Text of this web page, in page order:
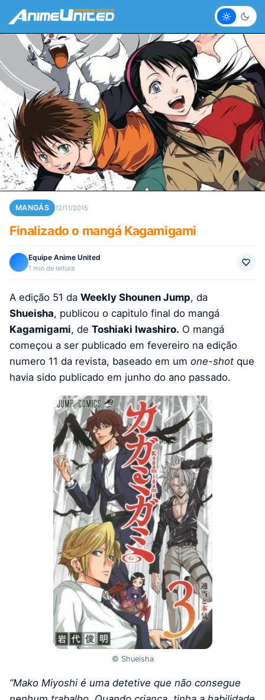
Claro
MANGÁS 12/11/2015
Finalizado o mangá Kagamigami
Equipe Anime United
1 min de leitura
A edição 51 da Weekly Shounen Jump, da
Shueisha, publicou o capitulo final do mangá
Kagamigami, de Toshiaki Iwashiro. O mangá
começou a ser publicado em fevereiro na edição
numero 11 da revista, baseado em um one-shot que
havia sido publicado em junho do ano passado.
© Shueisha
“Mako Miyoshi é uma detetive que não consegue